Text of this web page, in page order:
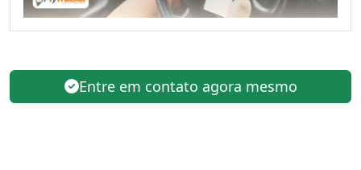
Entre em contato agora mesmo